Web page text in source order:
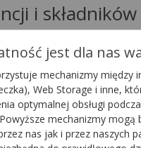
i
K
w produktach: litera K
jest dla nas
mechanizmy między
Web Storage i inne,
optymalnej obsługi
mechanizmy mogą
nas jak i przez naszych